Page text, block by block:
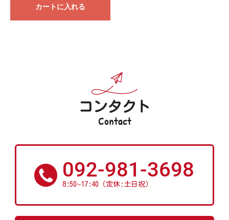
カートに入れる
コンタクト
Contact
092-981-3698
8:50~17:40（定休:土日祝）